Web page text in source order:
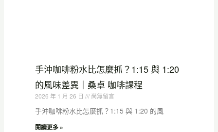
手沖咖啡粉水比怎麼抓？1:15 與 1:20
的風味差異｜桑卓 咖啡課程
2026 年 1 月 26 日 尚無留言
手沖咖啡粉水比怎麼抓？1:15 與 1:20 的風
閱讀更多 »